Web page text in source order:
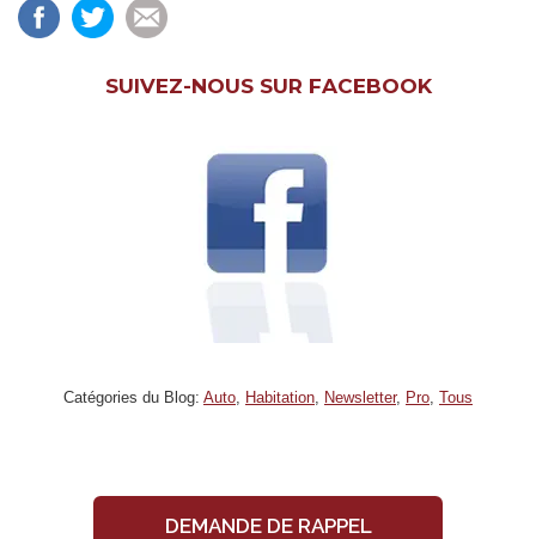
SUIVEZ-NOUS SUR FACEBOOK
Catégories du Blog: Auto, Habitation, Newsletter, Pro, Tous
DEMANDE DE RAPPEL